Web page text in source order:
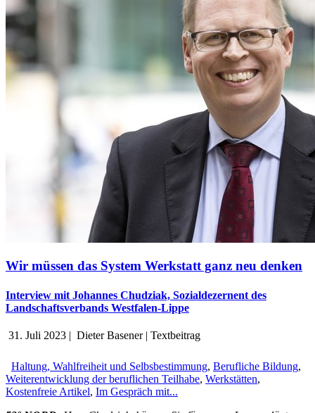
Wir müssen das System Werkstatt ganz neu denken
Interview mit Johannes Chudziak, Sozialdezernent des
Landschaftsverbands Westfalen-Lippe
31. Juli 2023 | Dieter Basener| Textbeitrag
Haltung, Wahlfreiheit und Selbsbestimmung, Berufliche Bildung,
Weiterentwicklung der beruflichen Teilhabe, Werkstätten,
Kostenfreie Artikel, Im Gespräch mit...